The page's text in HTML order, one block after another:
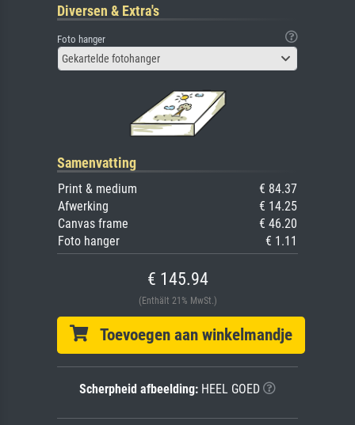
Diversen & Extra's
Foto hanger
Gekartelde fotohanger
Samenvatting
Print & medium
€ 84.37
Afwerking
€ 14.25
Canvas frame
€ 46.20
Foto hanger
€ 1.11
€ 145.94
(Enthält 21% MwSt.)
Toevoegen aan winkelmandje
Scherpheid afbeelding: HEEL GOED